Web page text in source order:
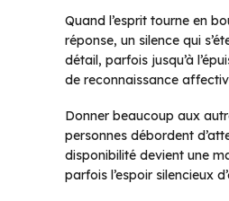
Quand l’esprit tourne en
réponse, un silence qui
détail, parfois jusqu’à
de reconnaissance
Donner beaucoup aux
personnes débordent
disponibilité devient une
parfois l’espoir silencieux